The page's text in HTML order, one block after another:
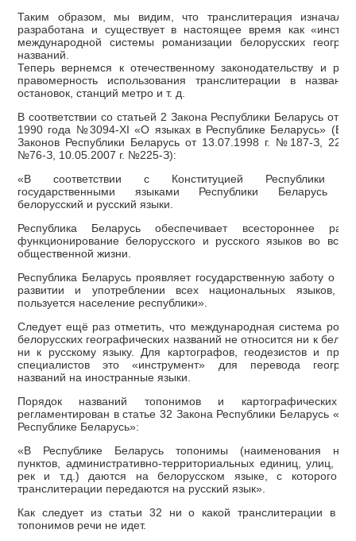
Таким образом, мы видим, что транслитерация
разработана и существует в настоящее время как
международной системы романизации белорусских
названий.
Теперь вернемся к отечественному законодательству и
правомерность использования транслитерации в
остановок, станций метро и т. д.
В соответствии со статьей 2 Закона Республики Беларусь от
1990 года №3094-XI «О языках в Республике Беларусь» (В
Законов Республики Беларусь от 13.07.1998 г. №187-З,
№76-З, 10.05.2007 г. №225-З):
«В соответствии с Конституцией Республики
государственными языками Республики Беларусь
белорусский и русский языки.
Республика Беларусь обеспечивает всестороннее
функционирование белорусского и русского языков во
общественной жизни.
Республика Беларусь проявляет государственную заботу о
развитии и употреблении всех национальных языков,
пользуется население республики».
Следует ещё раз отметить, что международная система
белорусских географических названий не относится ни к
ни к русскому языку. Для картографов, геодезистов и
специалистов это «инструмент» для перевода
названий на иностранные языки.
Порядок названий топонимов и картографических
регламентирован в статье 32 Закона Республики Беларусь «О
Республике Беларусь»:
«В Республике Беларусь топонимы (наименования
пунктов, административно-территориальных единиц, улиц,
рек и т.д.) даются на белорусском языке, с которого
транслитерации передаются на русский язык».
Как следует из статьи 32 ни о какой транслитерации в
топонимов речи не идет.